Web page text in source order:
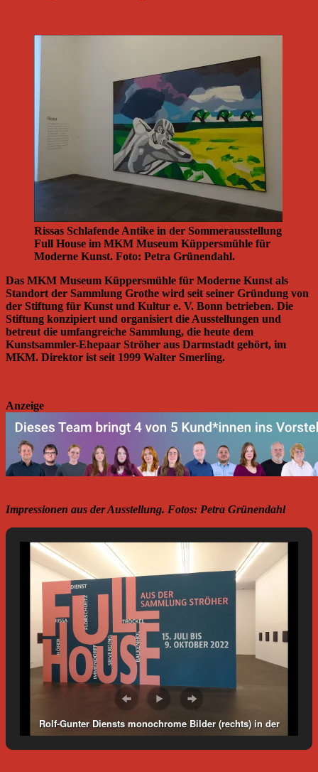
Rissas Schlafende Antike in der Sommerausstellung
Full House im MKM Museum Küppersmühle für
Moderne Kunst. Foto: Petra Grünendahl.
Das MKM Museum Küppersmühle für Moderne Kunst als
Standort der Sammlung Grothe wird seit seiner Gründung von
der Stiftung für Kunst und Kultur e. V. Bonn betrieben. Die
Stiftung konzipiert und organisiert die Ausstellungen und
betreut die umfangreiche Sammlung, die heute dem
Kunstsammler-Ehepaar Ströher aus Darmstadt gehört, im
MKM. Direktor ist seit 1999 Walter Smerling.
Anzeige
Impressionen aus der Ausstellung. Fotos: Petra Grünendahl
Rolf-Gunter Diensts monochrome Bilder (rechts) in der